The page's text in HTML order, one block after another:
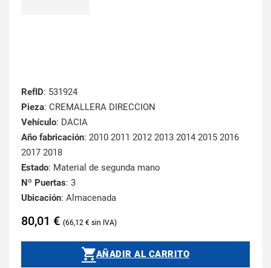
RefID: 531924
Pieza: CREMALLERA DIRECCION
Vehículo: DACIA
Año fabricación: 2010 2011 2012 2013 2014 2015 2016
2017 2018
Estado: Material de segunda mano
Nº Puertas: 3
Ubicación: Almacenada
80,01 € 66,12 €
AÑADIR AL CARRITO